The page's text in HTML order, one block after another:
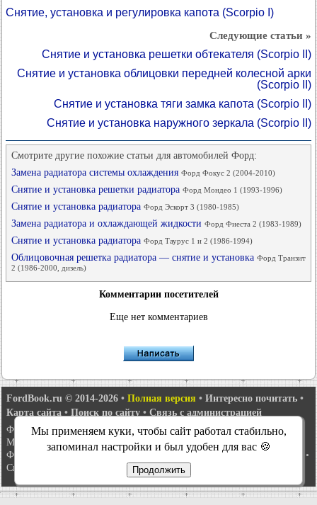
Снятие, установка и регулировка капота (Scorpio I)
Следующие статьи »
Снятие и установка решетки обтекателя (Scorpio II)
Снятие и установка облицовки передней колесной арки
(Scorpio II)
Снятие и установка тяги замка капота (Scorpio II)
Снятие и установка наружного зеркала (Scorpio II)
Смотрите другие похожие статьи для автомобилей Форд:
Замена радиатора системы охлаждения Форд Фокус 2 (2004-2010)
Снятие и установка решетки радиатора Форд Мондео 1 (1993-1996)
Снятие и установка радиатора Форд Эскорт 3 (1980-1985)
Замена радиатора и охлаждающей жидкости Форд Фиеста 2 (1983-1989)
Снятие и установка радиатора Форд Таурус 1 и 2 (1986-1994)
Облицовочная решетка радиатора — снятие и установка Форд Транзит
2 (1986-2000, дизель)
Комментарии посетителей
Еще нет комментариев
FordBook.ru © 2014-2026 • Полная версия • Интересно почитать •
Карта сайта • Поиск по сайту • Связь с администрацией
Фокус 1• Фокус Турнир 1•Фокус 2•Мондео 1•Мондео 1 и 2•
Мондео 2•Мондео 3•Мондео 4•Эскорт 3•Эскорт 4 •Эскорт 5
Фиеста 2
Таурус 1 и 2 Фьюжн • Скорпио 1
•
Сиерра
Мы применяем куки, чтобы сайт работал стабильно,
запоминал настройки и был удобен для вас 🍪
Продолжить